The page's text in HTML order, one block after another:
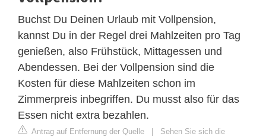
Buchst Du Deinen Urlaub mit Vollpension,
kannst Du in der Regel drei Mahlzeiten pro Tag
genießen, also Frühstück, Mittagessen und
Abendessen. Bei der Vollpension sind die
Kosten für diese Mahlzeiten schon im
Zimmerpreis inbegriffen. Du musst also für das
Essen nicht extra bezahlen.
Antrag auf Entfernung der Quelle | Sehen Sie sich die